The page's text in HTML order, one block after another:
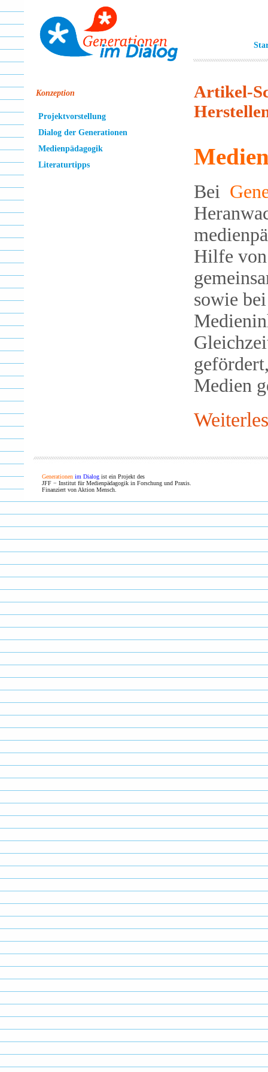
Konzeption
Projektvorstellung
Dialog der Generationen
Medienpädagogik
Literaturtipps
Artikel-
Bei
Hilfe
sowie
Medien
Generationen im Dialog ist ein Projekt des
JFF − Institut für Medienpädagogik in Forschung und Praxis.
Finanziert von Aktion Mensch.